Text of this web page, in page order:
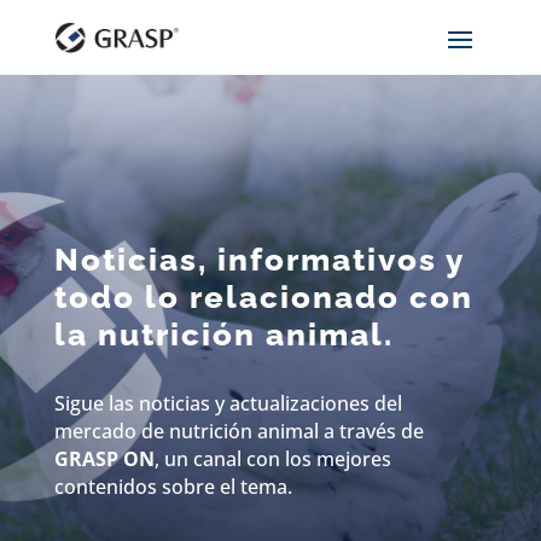
Noticias, informativos y
todo lo relacionado con
la nutrición animal.
Sigue las noticias y actualizaciones del
mercado de nutrición animal a través de
GRASP ON, un canal con los mejores
contenidos sobre el tema.